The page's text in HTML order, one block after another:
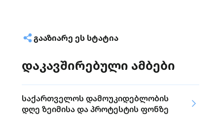
ᲒᲐᲐᲖᲘᲐᲠᲔ ᲔᲡ ᲡᲢᲐᲢᲘᲐ
დაკავშირებული ამბები
საქართველოს დამოუკიდებლობის
დღე ზეიმისა და პროტესტის ფონზე